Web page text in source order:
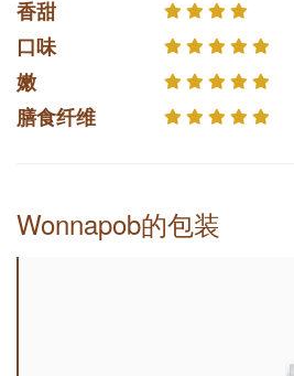
香甜
口味
嫩
膳食纤维
Wonnapob的包装